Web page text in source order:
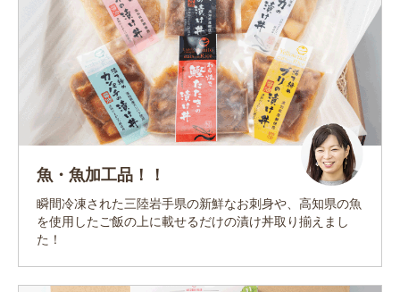
魚・魚加工品！！
瞬間冷凍された三陸岩手県の新鮮なお刺身や、高知県の魚
を使用したご飯の上に載せるだけの漬け丼取り揃えまし
た！